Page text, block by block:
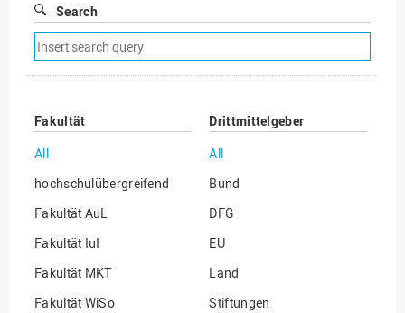
Search
Remove
search
filter
Fakultät
All
hochschulübergreifend
Fakultät AuL
Fakultät IuI
Fakultät MKT
Fakultät WiSo
Drittmittelgeber
All
Bund
DFG
EU
Land
Stiftungen